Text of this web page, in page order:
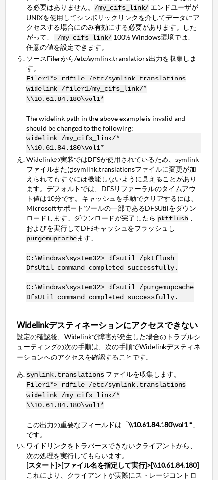
る必要はありません。 /my_cifs_link/ エンドユーザが
UNIXを使用してシンボリックリンクを介してデータにア
クセスする場合にのみ有効にする必要があります。した
がって、
/my_cifs_link/ 100% Windows環境では、
任意の値を設定できます。
ソースFilerから/etc/symlink.translations出力を収集しま
す。
Filer1*> rdfile /etc/symlink.translations
widelink /filer1/my_cifs_link/*
\\10.61.84.180\vol1*
The widelink path in the above example is invalid and
should be changed to the following:
widelink /my_cifs_link/*
\\10.61.84.180\vol1*
Widelinkの実装ではDFSが使用されているため、symlink
ファイルまたはsymlink.translationsファイルに変更が加
えられてもすぐには機能しないように見えることがあり
ます。デフォルトでは、DFSリファーラルのタイムアウ
ト値は10分です。キャッシュを手動でクリアするには、
Microsoftサポートツールの一部であるDFSUtilをダウン
ロードします。ダウンロードが完了したら pktflush
およびを実行してDFSキャッシュをフラッシュし
purgemupcacheます。
C:\Windows\system32> dfsutil /pktflush
DfsUtil command completed successfully.
C:\Windows\system32> dfsutil /purgemupcache
DfsUtil command completed successfully.
Widelinkデスティネーションにアクセスできない
設定の確認後、Widelinkで障害が発生した場合のトラブルシ
ューティングの次の手順は、次の手順でWidelinkデスティネ
ーションへのアクセスを確認することです。
symlink.translations ファイルを収集します。
Filer1*> rdfile /etc/symlink.translations
widelink /my_cifs_link/*
\\10.61.84.180\vol1*
この出力の重要なフィールドは「\\10.61.84.180\vol1 * 」
です。
ワイドリンクをトラバースできないクライアントから、
次の処理を実行してもらいます。
[スタート]>[ファイル名を指定して実行]>[\\10.61.84.180]
これにより、クライアントが実際にストレージコントロ